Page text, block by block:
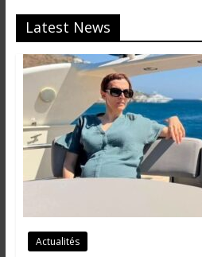
Latest News
Actualités